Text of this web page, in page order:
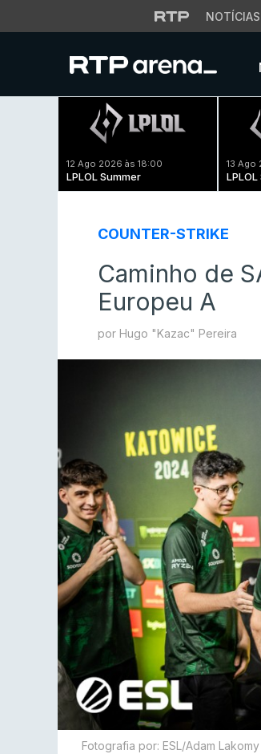
NOTÍCIAS
12 Ago 2026 às 18:00
LPLOL Summer
13 Ago
COUNTER-STRIKE
Caminho de
Europeu A
por Hugo "Kazac" Pereira
Fotografia por: ESL/Adam Lakomy